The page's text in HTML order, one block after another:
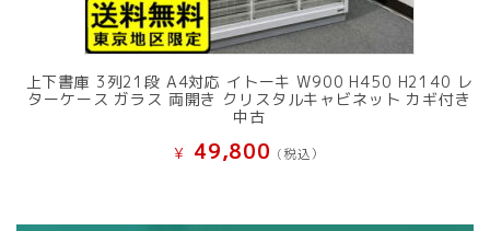
上下書庫 3列21段 A4対応 イトーキ W900 H450 H2140 レ
ターケース ガラス 両開き クリスタルキャビネット カギ付き
中古
¥ 49,800 (税込）